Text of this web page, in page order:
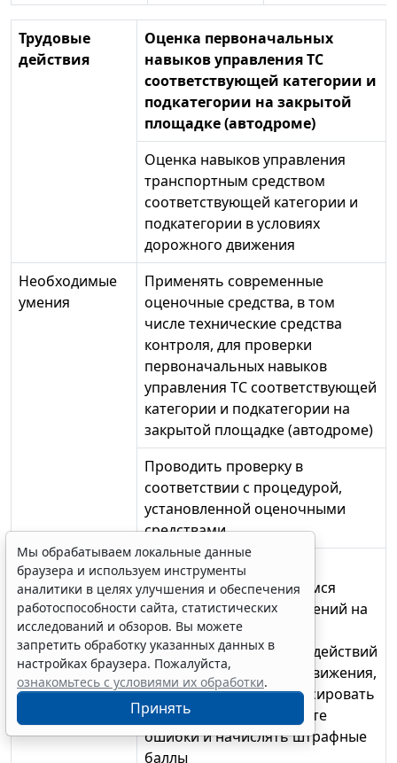
Трудовые
действия
Оценка первоначальных
навыков управления ТС
соответствующей категории и
подкатегории на закрытой
площадке (автодроме)
Оценка навыков управления
транспортным средством
соответствующей категории и
подкатегории в условиях
дорожного движения
Необходимые
умения
Применять современные
оценочные средства, в том
числе технические средства
контроля, для проверки
первоначальных навыков
управления ТС соответствующей
категории и подкатегории на
закрытой площадке (автодроме)
Проводить проверку в
соответствии с процедурой,
установленной оценочными
средствами
Контролировать ход
выполнения обучающимся
(экзаменуемым) упражнений на
закрытой площадке или
автодроме, маневров и действий
в условиях дорожного движения,
подавать команды, фиксировать
в экзаменационном листе
ошибки и начислять штрафные
баллы
Мы обрабатываем локальные данные
браузера и используем инструменты
аналитики в целях улучшения и обеспечения
работоспособности сайта, статистических
исследований и обзоров. Вы можете
запретить обработку указанных данных в
настройках браузера. Пожалуйста,
ознакомьтесь с условиями их обработки.
Принять